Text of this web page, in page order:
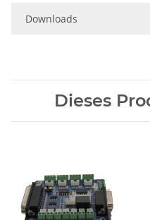
Downloads
Dieses